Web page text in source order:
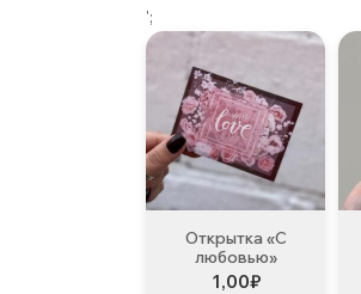
';
Открытка «С
любовью»
1,00₽